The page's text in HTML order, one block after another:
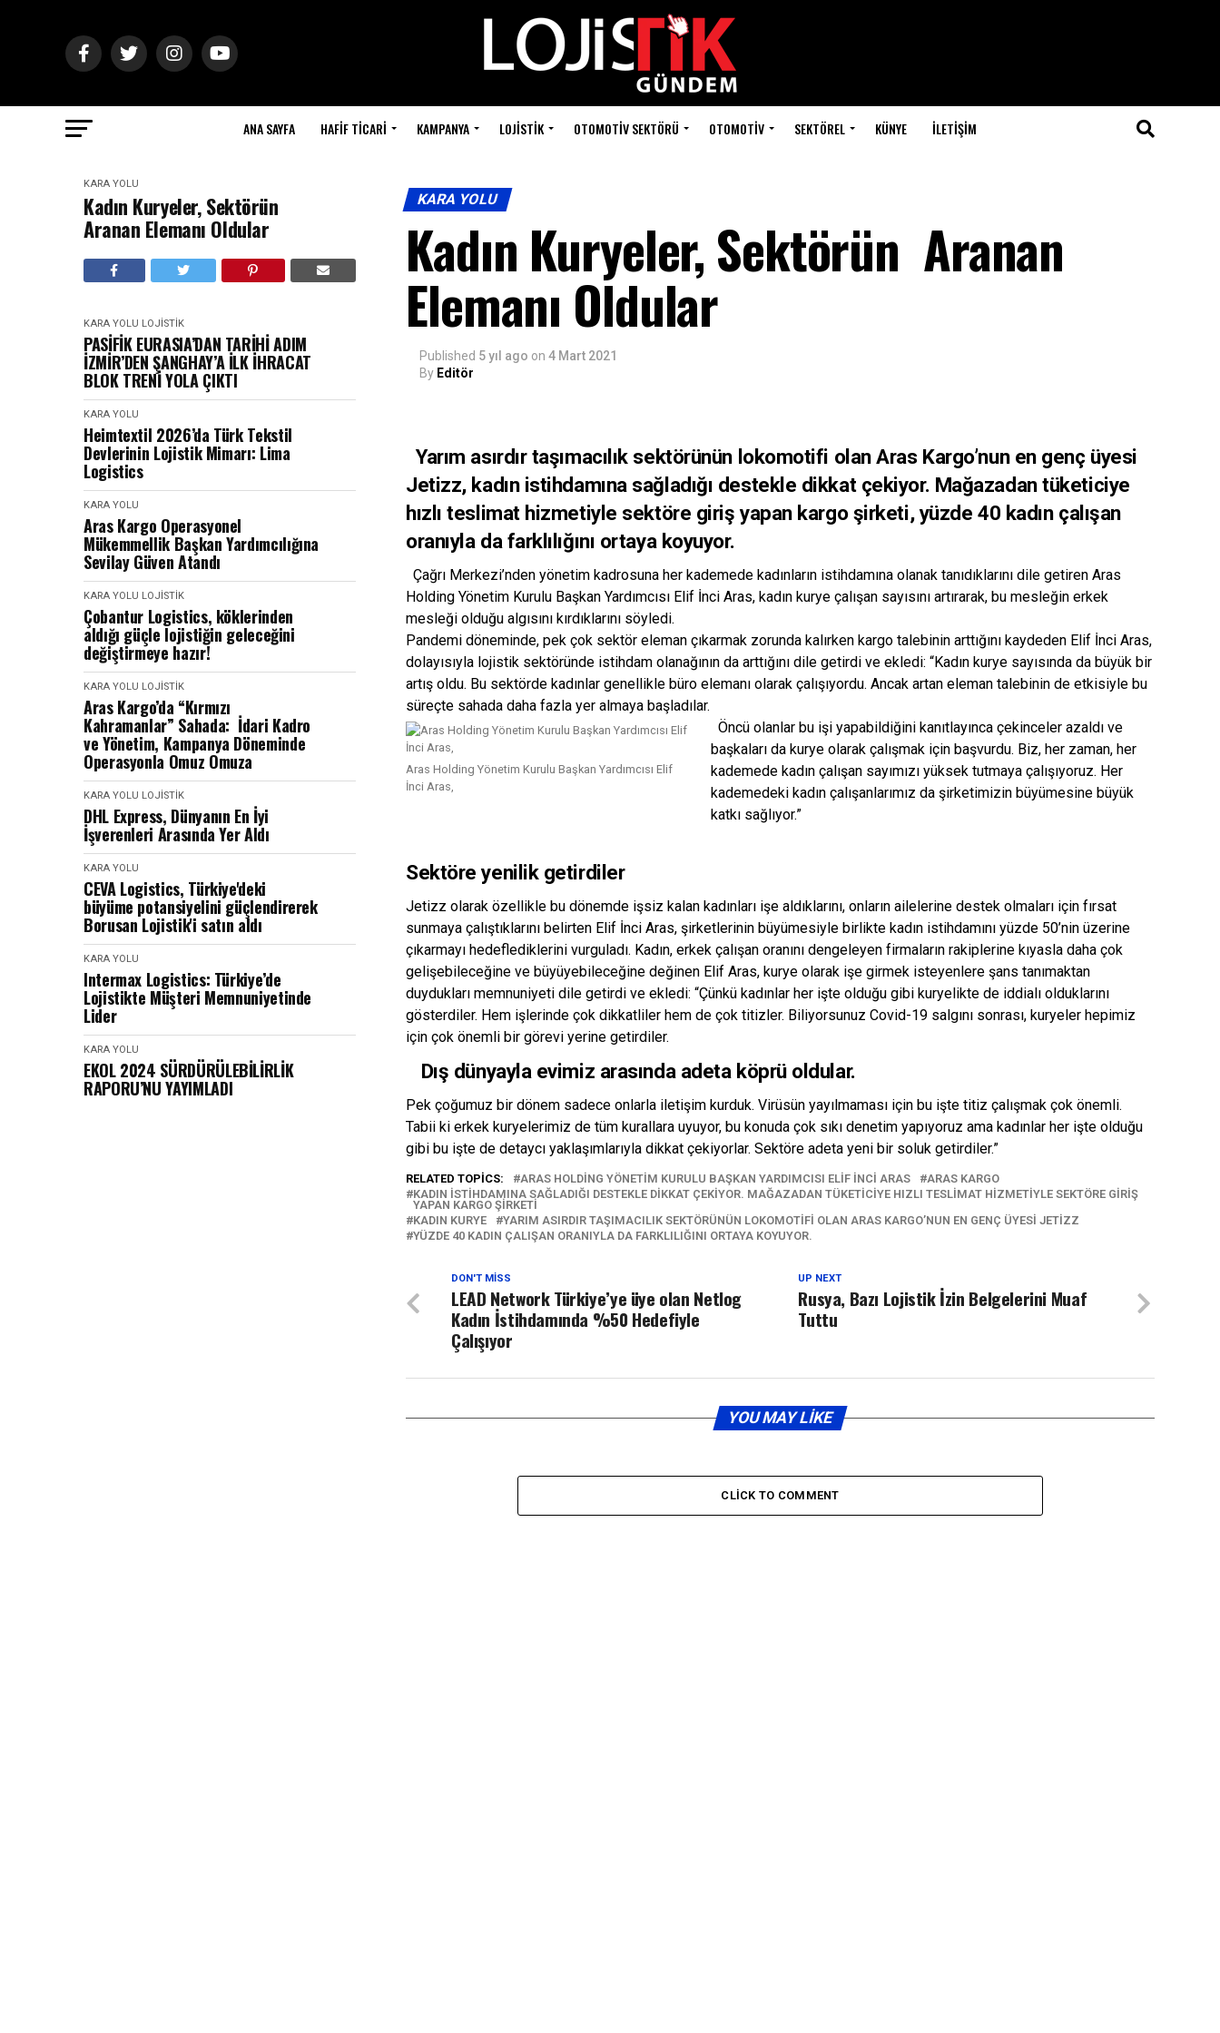
ANA SAYFA HAFIF TICARI KAMPANYA LOJISTIK OTOMOTIV SEKTÖRÜ OTOMOTIV SEKTÖREL KÜNYE İLETIŞIM
KARA YOLU
Kadın Kuryeler, Sektörün
Aranan Elemanı Oldular
KARA YOLU LOJISTIK
PASİFİK EURASIA’DAN TARİHİ ADIM
İZMİR’DEN ŞANGHAY’A İLK İHRACAT
BLOK TRENİ YOLA ÇIKTI
KARA YOLU
Heimtextil 2026’da Türk Tekstil
Devlerinin Lojistik Mimarı: Lima
Logistics
KARA YOLU
Aras Kargo Operasyonel
Mükemmellik Başkan Yardımcılığına
Sevilay Güven Atandı
KARA YOLU LOJISTIK
Çobantur Logistics, köklerinden
aldığı güçle lojistiğin geleceğini
değiştirmeye hazır!
KARA YOLU LOJISTIK
Aras Kargo’da “Kırmızı
Kahramanlar” Sahada: İdari Kadro
ve Yönetim, Kampanya Döneminde
Operasyonla Omuz Omuza
KARA YOLU LOJISTIK
DHL Express, Dünyanın En İyi
İşverenleri Arasında Yer Aldı
KARA YOLU
CEVA Logistics, Türkiye'deki
büyüme potansiyelini güçlendirerek
Borusan Lojistik'i satın aldı
KARA YOLU
Intermax Logistics: Türkiye’de
Lojistikte Müşteri Memnuniyetinde
Lider
KARA YOLU
EKOL 2024 SÜRDÜRÜLEBİLİRLİK
RAPORU’NU YAYIMLADI
KARA YOLU
Kadın Kuryeler, Sektörün Aranan
Elemanı Oldular
Published 5 yıl ago on 4 Mart 2021
By Editör
Yarım asırdır taşımacılık sektörünün lokomotifi olan Aras Kargo’nun en genç üyesi
Jetizz, kadın istihdamına sağladığı destekle dikkat çekiyor. Mağazadan tüketiciye
hızlı teslimat hizmetiyle sektöre giriş yapan kargo şirketi, yüzde 40 kadın çalışan
oranıyla da farklılığını ortaya koyuyor.
Çağrı Merkezi’nden yönetim kadrosuna her kademede kadınların istihdamına olanak tanıdıklarını dile getiren Aras
Holding Yönetim Kurulu Başkan Yardımcısı Elif İnci Aras, kadın kurye çalışan sayısını artırarak, bu mesleğin erkek
mesleği olduğu algısını kırdıklarını söyledi.
Pandemi döneminde, pek çok sektör eleman çıkarmak zorunda kalırken kargo talebinin arttığını kaydeden Elif İnci Aras,
dolayısıyla lojistik sektöründe istihdam olanağının da arttığını dile getirdi ve ekledi: “Kadın kurye sayısında da büyük bir
artış oldu. Bu sektörde kadınlar genellikle büro elemanı olarak çalışıyordu. Ancak artan eleman talebinin de etkisiyle bu
süreçte sahada daha fazla yer almaya başladılar.
Aras Holding Yönetim Kurulu Başkan Yardımcısı Elif
İnci Aras,
Öncü olanlar bu işi yapabildiğini kanıtlayınca çekinceler azaldı ve
başkaları da kurye olarak çalışmak için başvurdu. Biz, her zaman, her
kademede kadın çalışan sayımızı yüksek tutmaya çalışıyoruz. Her
kademedeki kadın çalışanlarımız da şirketimizin büyümesine büyük
katkı sağlıyor.”
Sektöre yenilik getirdiler
Jetizz olarak özellikle bu dönemde işsiz kalan kadınları işe aldıklarını, onların ailelerine destek olmaları için fırsat
sunmaya çalıştıklarını belirten Elif İnci Aras, şirketlerinin büyümesiyle birlikte kadın istihdamını yüzde 50’nin üzerine
çıkarmayı hedeflediklerini vurguladı. Kadın, erkek çalışan oranını dengeleyen firmaların rakiplerine kıyasla daha çok
gelişebileceğine ve büyüyebileceğine değinen Elif Aras, kurye olarak işe girmek isteyenlere şans tanımaktan
duydukları memnuniyeti dile getirdi ve ekledi: “Çünkü kadınlar her işte olduğu gibi kuryelikte de iddialı olduklarını
gösterdiler. Hem işlerinde çok dikkatliler hem de çok titizler. Biliyorsunuz Covid-19 salgını sonrası, kuryeler hepimiz
için çok önemli bir görevi yerine getirdiler.
Dış dünyayla evimiz arasında adeta köprü oldular.
Pek çoğumuz bir dönem sadece onlarla iletişim kurduk. Virüsün yayılmaması için bu işte titiz çalışmak çok önemli.
Tabii ki erkek kuryelerimiz de tüm kurallara uyuyor, bu konuda çok sıkı denetim yapıyoruz ama kadınlar her işte olduğu
gibi bu işte de detaycı yaklaşımlarıyla dikkat çekiyorlar. Sektöre adeta yeni bir soluk getirdiler.”
RELATED TOPICS: ARAS HOLDING YÖNETIM KURULU BAŞKAN YARDIMCISI ELIF İNCI ARAS
ARAS KARGO
KADIN ISTIHDAMINA SAĞLADIĞI DESTEKLE DIKKAT ÇEKIYOR. MAĞAZADAN TÜKETICIYE HIZLI TESLIMAT HIZMETIYLE SEKTÖRE GIRIŞ
YAPAN KARGO ŞIRKETI
KADIN KURYE
YARIM ASIRDIR TAŞIMACILIK SEKTÖRÜNÜN LOKOMOTIFI OLAN ARAS KARGO’NUN EN GENÇ ÜYESI JETIZZ
YÜZDE 40 KADIN ÇALIŞAN ORANIYLA DA FARKLILIĞINI ORTAYA KOYUYOR.
UP NEXT
Rusya, Bazı Lojistik İzin Belgelerini Muaf
Tuttu
DON'T MISS
LEAD Network Türkiye’ye üye olan Netlog
Kadın İstihdamında %50 Hedefiyle
Çalışıyor
YOU MAY LIKE
CLICK TO COMMENT